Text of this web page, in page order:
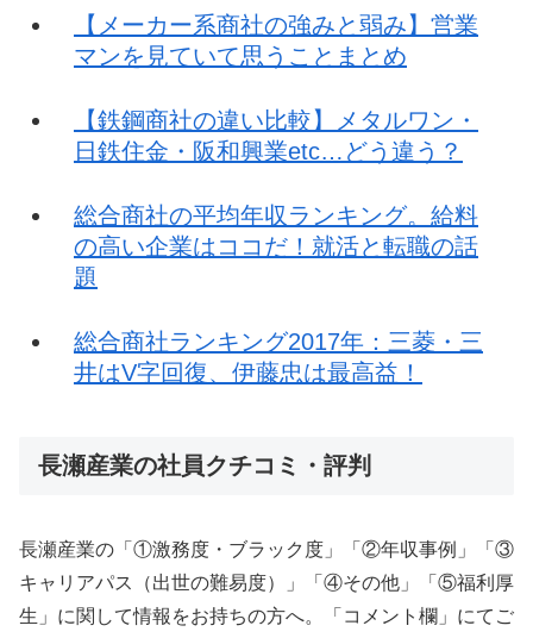
【メーカー系商社の強みと弱み】営業
マンを見ていて思うことまとめ
【鉄鋼商社の違い比較】メタルワン・
日鉄住金・阪和興業etc…どう違う？
総合商社の平均年収ランキング。給料
の高い企業はココだ！就活と転職の話
題
総合商社ランキング2017年：三菱・三
井はV字回復、伊藤忠は最高益！
長瀬産業の社員クチコミ・評判
長瀬産業の「①激務度・ブラック度」「②年収事例」「③
キャリアパス（出世の難易度）」「④その他」「⑤福利厚
生」に関して情報をお持ちの方へ。「コメント欄」にてご